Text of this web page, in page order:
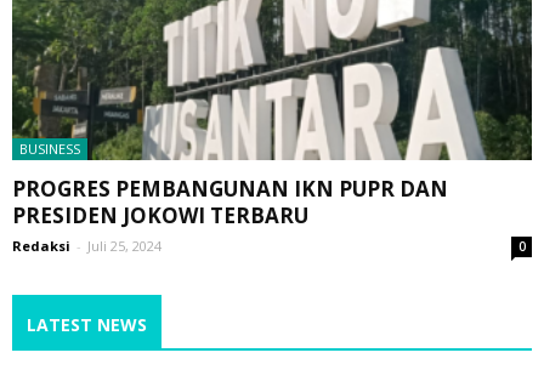
BUSINESS
PROGRES PEMBANGUNAN IKN PUPR DAN
PRESIDEN JOKOWI TERBARU
Redaksi - Juli 25, 2024 0
LATEST NEWS